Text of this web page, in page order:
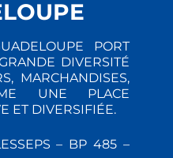
PORT
DIVERSITÉ
MARCHANDISES,
UNE PLACE
ET DIVERSIFIÉE.
– BP 485 –